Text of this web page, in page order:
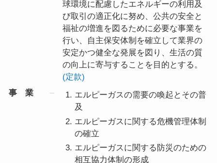
球環境に配慮したエネルギーの利用及
び取引の適正化に努め、公共の安全と
福祉の増進を図るために必要な事業を
行い、自主保安体制を確立して業界の
安定かつ健全な発展を図り、生活の質
の向上に寄与することを目的とする。
(定款)
事 業
エルピーガスの需要の喚起とその普
及
エルピーガスに関する危機管理体制
の確立
エルピーガスに関する防災のための
相互協力体制の形成